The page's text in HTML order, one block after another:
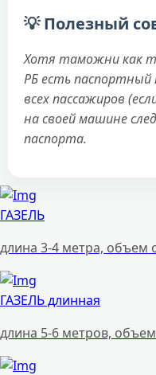
💡 Полезный
Хотя таможни как
РБ есть паспортный
всех пассажиров
на своей машине
паспорта.
ГАЗЕЛЬ
длина 3-4 метра, объем
ГАЗЕЛЬ длинная
длина 5-6 метров,